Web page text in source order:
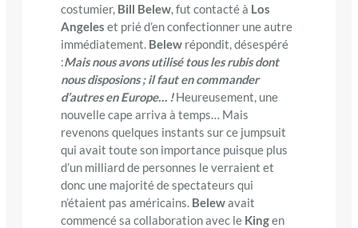
costumier, Bill Belew , fut contacté à Los
Angeleset prié d’en confectionner une autre
immédiatement. Belew répondit, désespéré
:Mais nous avons utilisé tous les rubis dont
nous disposions ; il faut en commander
d’autres en Europe… !Heureusement, une
nouvelle cape arriva à temps… Mais
revenons quelques instants sur ce jumpsuit
qui avait toute son importance puisque plus
d’un milliard de personnes le verraient et
donc une majorité de spectateurs qui
n’étaient pas américains. Belewavait
commencé sa collaboration avec le Kingen